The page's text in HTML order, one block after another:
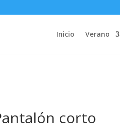
Inicio Verano
corto